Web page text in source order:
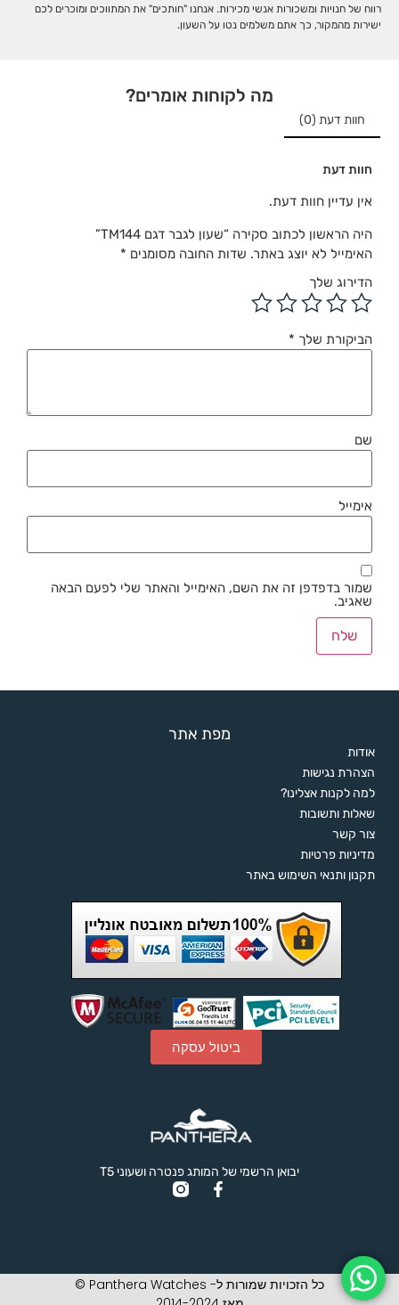
רווח של חנויות ומשכורות אנשי מכירות. אנחנו "חותכים" את המתווכים ומוכרים לכם
ישירות מהמקור, כך אתם משלמים נטו על השעון.
מה לקוחות אומרים?
חוות דעת (0)
חוות דעת
אין עדיין חוות דעת.
היה הראשון לכתוב סקירה “שעון לגבר דגם TM144”
האימייל לא יוצג באתר. שדות החובה מסומנים *
הדירוג שלך
הביקורת שלך *
שם
אימייל
שמור בדפדפן זה את השם, האימייל והאתר שלי לפעם הבאה
שאגיב.
יבואן הרשמי של המותג פנטרה ושעוני T5
מפת אתר
אודות
הצהרת נגישות
למה לקנות אצלינו?
שאלות ותשובות
צור קשר
מדיניות פרטיות
תקנון ותנאי השימוש באתר
ביטול עסקה
כל הזכויות שמורות ל- Panthera Watches ©